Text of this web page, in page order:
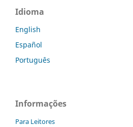
Idioma
English
Español
Português
Informações
Para Leitores